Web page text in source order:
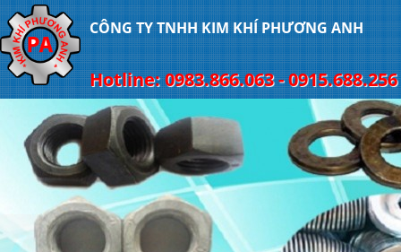
CÔNG TY TNHH KIM KHÍ PHƯƠNG ANH
Hotline: 0983.866.063 - 0915.688.256